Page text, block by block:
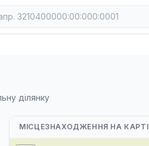
ділянку
МІСЦЕЗНАХОДЖЕННЯ НА КАРТІ